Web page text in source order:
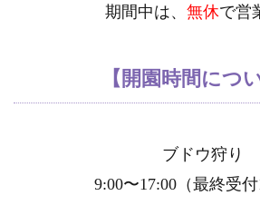
期間中は、 無休で営
【開園時間につ
ブドウ狩り
9:00〜17:00（最終受付